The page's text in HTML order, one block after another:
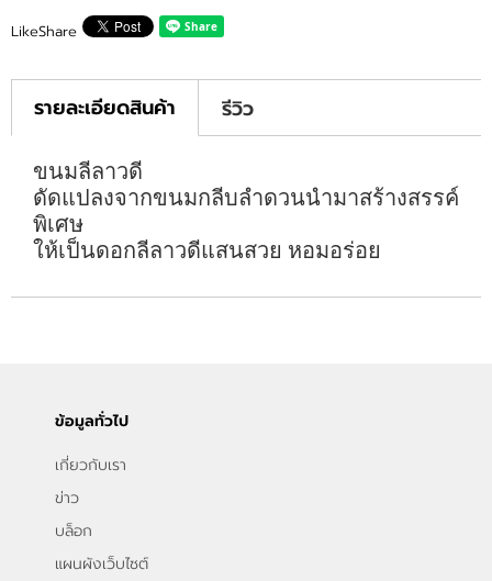
LikeShare
รายละเอียดสินค้า รีวิว
ขนมลีลาวดี
ดัดแปลงจากขนมกลีบลำดวนนำมาสร้างสรรค์
พิเศษ
ให้เป็นดอกลีลาวดีแสนสวย หอมอร่อย
ข้อมูลทั่วไป
เกี่ยวกับเรา
ข่าว
บล็อก
แผนผังเว็บไซต์